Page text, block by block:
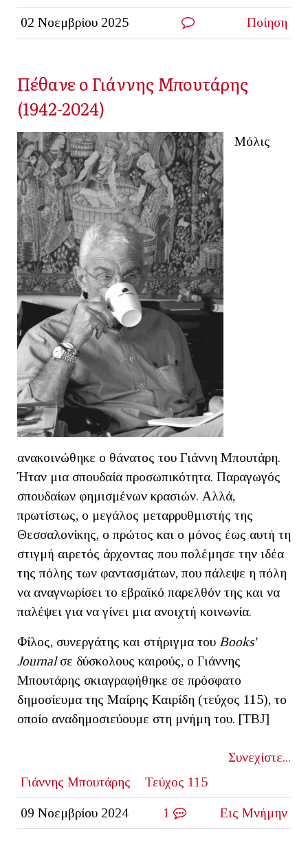
02 Νοεμβρίου 2025 Ποίηση
Πέθανε ο Γιάννης Μπουτάρης
(1942-2024)
Μόλις
ανακοινώθηκε ο θάνατος του Γιάννη Μπουτάρη.
Ήταν μια σπουδαία προσωπικότητα. Παραγωγός
σπουδαίων φημισμένων κρασιών. Αλλά,
πρωτίστως, ο μεγάλος μεταρρυθμιστής της
Θεσσαλονίκης, ο πρώτος και ο μόνος έως αυτή τη
στιγμή αιρετός άρχοντας που πολέμησε την ιδέα
της πόλης των φαντασμάτων, που πάλεψε η πόλη
να αναγνωρίσει το εβραϊκό παρελθόν της και να
παλέψει για να γίνει μια ανοιχτή κοινωνία.
Φίλος, συνεργάτης και στήριγμα του Books'
Journalσε δύσκολους καιρούς, ο Γιάννης
Μπουτάρης σκιαγραφήθηκε σε πρόσφατο
δημοσίευμα της Μαίρης Καιρίδη (τεύχος 115), το
οποίο αναδημοσιεύουμε στη μνήμη του. [ΤΒJ]
Συνεχίστε...
Γιάννης Μπουτάρης
Τεύχος 115
09 Νοεμβρίου 2024 1 Εις Μνήμην